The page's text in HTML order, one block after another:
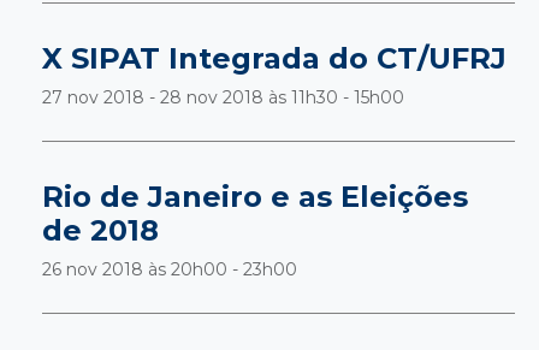
X SIPAT Integrada do CT/UFRJ
27 nov 2018 - 28 nov 2018 às 11h30 - 15h00
Rio de Janeiro e as Eleições
de 2018
26 nov 2018 às 20h00 - 23h00